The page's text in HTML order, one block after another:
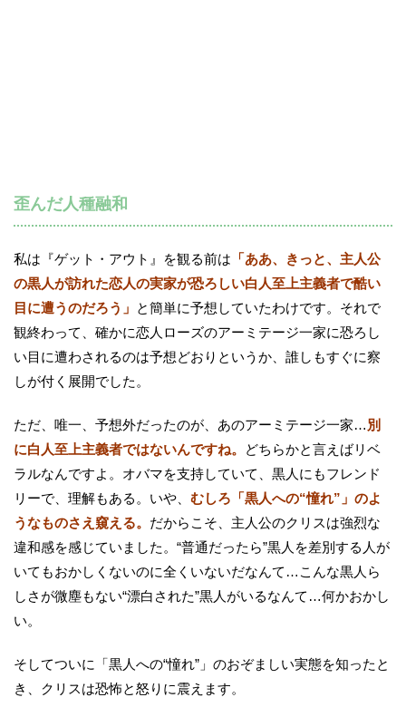
歪んだ人種融和
私は『ゲット・アウト』を観る前は 「ああ、きっと、主人公
の黒人が訪れた恋人の実家が恐ろしい白人至上主義者で酷い
目に遭うのだろう」 と簡単に予想していたわけです。それで
観終わって、確かに恋人ローズのアーミテージ一家に恐ろし
い目に遭わされるのは予想どおりというか、誰しもすぐに察
しが付く展開でした。
ただ、唯一、予想外だったのが、あのアーミテージ一家…別
に白人至上主義者ではないんですね。
どちらかと言えばリベ
ラルなんですよ。オバマを支持していて、黒人にもフレンド
リーで、理解もある。いや、 むしろ「黒人への“憧れ”」のよ
うなものさえ窺える。 だからこそ、主人公のクリスは強烈な
違和感を感じていました。“普通だったら”黒人を差別する人が
いてもおかしくないのに全くいないだなんて…こんな黒人ら
しさが微塵もない“漂白された”黒人がいるなんて…何かおかし
い。
そしてついに「黒人への“憧れ”」のおぞましい実態を知ったと
き、クリスは恐怖と怒りに震えます。